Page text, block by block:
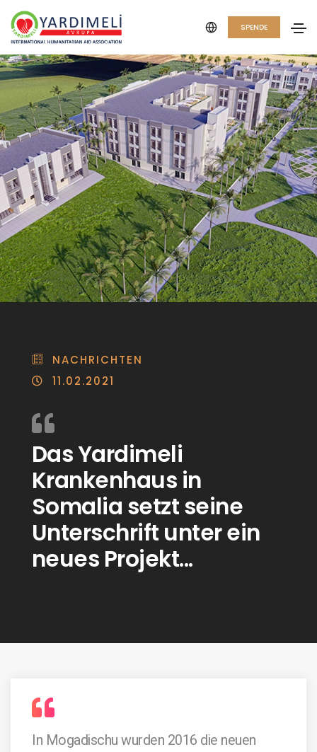
SPENDE
NACHRICHTEN
11.02.2021
Das Yardimeli
Krankenhaus in
Somalia setzt seine
Unterschrift unter ein
neues Projekt...
In Mogadischu wurden 2016 die neuen